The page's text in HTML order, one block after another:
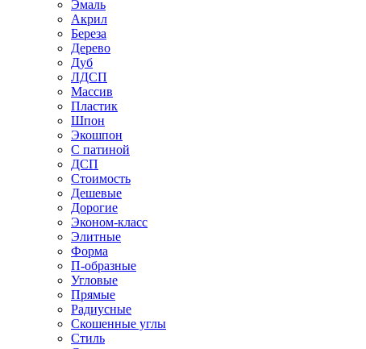
Эмаль
Акрил
Береза
Дерево
Дуб
ЛДСП
Массив
Пластик
Шпон
Экошпон
С патиной
ДСП
Стоимость
Дешевые
Дорогие
Эконом-класс
Элитные
Форма
П-образные
Угловые
Прямые
Радиусные
Скошенные углы
Стиль